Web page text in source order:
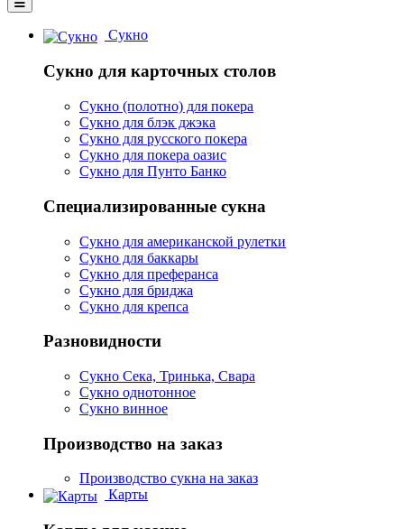
Сукно
Сукно для карточных столов
Сукно (полотно) для покера
Сукно для блэк джэка
Сукно для русского покера
Сукно для покера оазис
Сукно для Пунто Банко
Специализированные сукна
Сукно для американской рулетки
Сукно для баккары
Сукно для преферанса
Сукно для бриджа
Сукно для крепса
Разновидности
Сукно Сека, Тринька, Свара
Сукно однотонное
Сукно винное
Производство на заказ
Производство сукна на заказ
Карты